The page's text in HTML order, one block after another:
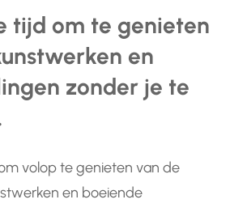
tijd om te genieten
en
zonder je te
volop te genieten van de
en boeiende